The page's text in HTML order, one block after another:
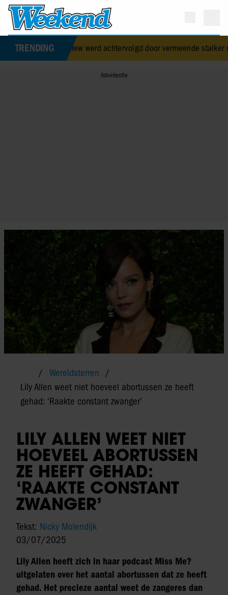
TRENDING
Andrew werd achtervolgd door vermeende stalker met bivakmuts
Wereldsterren
Lily Allen weet niet hoeveel abortussen ze heeft
gehad: ‘Raakte constant zwanger’
LILY ALLEN WEET NIET
HOEVEEL ABORTUSSEN
ZE HEEFT GEHAD:
‘RAAKTE CONSTANT
ZWANGER’
Tekst: Nicky Molendijk
03/07/2025
Lily Allen heeft zich in haar podcast Miss Me?
uitgelaten over het aantal abortussen dat ze heeft
gehad. Het precieze aantal weet de zangeres dan